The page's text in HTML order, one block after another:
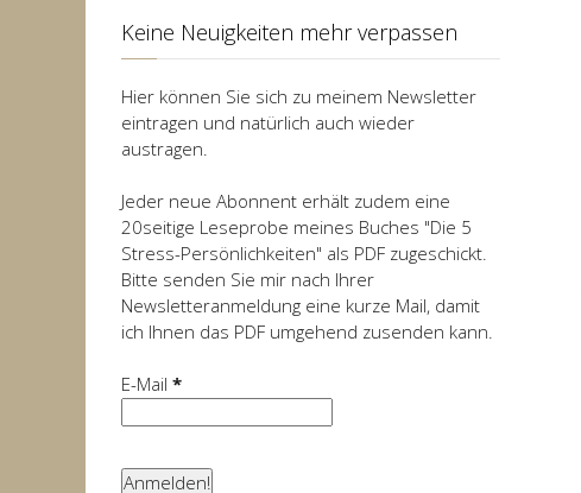
Keine Neuigkeiten mehr verpassen
Hier können Sie sich zu meinem Newsletter
eintragen und natürlich auch wieder
austragen.
Jeder neue Abonnent erhält zudem eine
20seitige Leseprobe meines Buches "Die 5
Stress-Persönlichkeiten" als PDF zugeschickt.
Bitte senden Sie mir nach Ihrer
Newsletteranmeldung eine kurze Mail, damit
ich Ihnen das PDF umgehend zusenden kann.
E-Mail *